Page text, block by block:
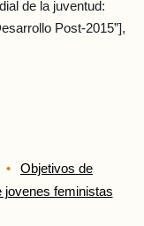
de la juventud:
Post-2015”],
Objetivos de
jovenes feministas